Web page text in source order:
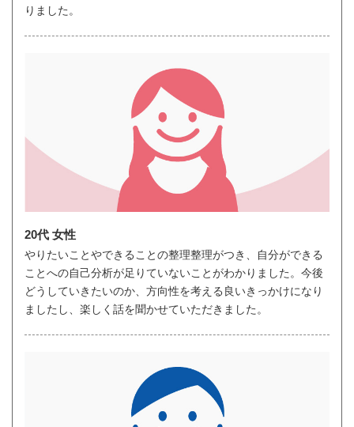
りました。
20代 女性
やりたいことやできることの整理整理がつき、自分ができる
ことへの自己分析が足りていないことがわかりました。今後
どうしていきたいのか、方向性を考える良いきっかけになり
ましたし、楽しく話を聞かせていただきました。